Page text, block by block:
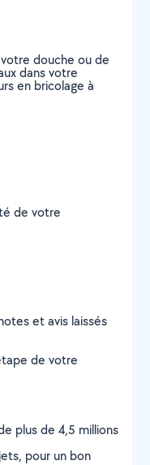
douche ou de
dans votre
en bricolage à
de votre
et avis laissés
de votre
plus de 4,5 millions
pour un bon